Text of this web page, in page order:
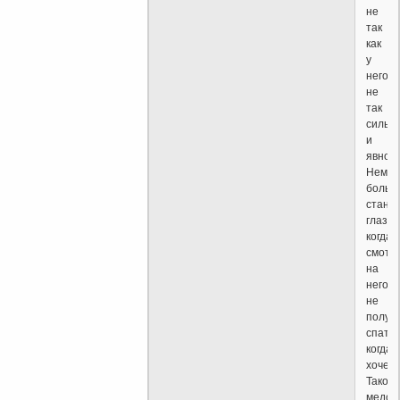
не
так
как
у
него,
не
так
и
явно.
глазам
когда
на
него,
не
спать,
когда
Такой